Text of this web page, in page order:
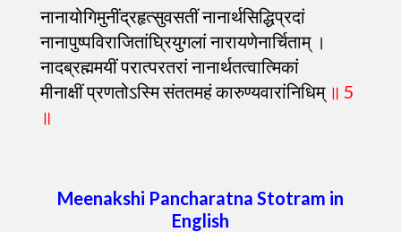
नानायोगिमुनींद्रहृत्सुवसतीं नानार्थसिद्धिप्रदां
नानापुष्पविराजितांघ्रियुगलां नारायणेनार्चिताम् ।
नादब्रह्ममयीं परात्परतरां नानार्थतत्वात्मिकां
मीनाक्षीं प्रणतोऽस्मि संततमहं कारुण्यवारांनिधिम् ॥ 5
॥
Meenakshi Pancharatna Stotram in
English